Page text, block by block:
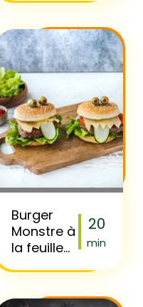
Burger
Monstre à
la feuille
20
min